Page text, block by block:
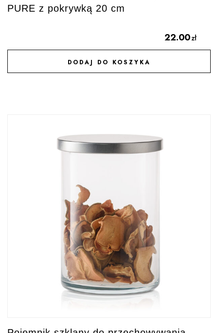
PURE z pokrywką 20 cm
22.00zł
DODAJ DO KOSZYKA
DODAJ DO ULUBIONYCH